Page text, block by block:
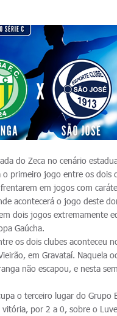
do Zeca no cenário
o primeiro jogo entre os dois
em jogos com
acontecerá o jogo deste
dois jogos extremamente
Gaúcha.
os dois clubes aconteceu
em Gravataí. Naquela
não escapou, e nesta
o terceiro lugar do
por 2 a 0, sobre o